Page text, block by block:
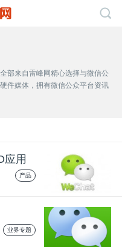
部来自雷峰网精心选择与微信公
件媒体，拥有微信公众平台资讯
应用
产品
业界专题